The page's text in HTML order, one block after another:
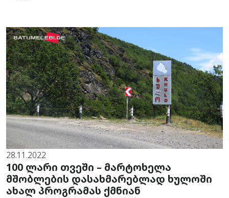
28.11.2022
100 ლარი თვეში – მარტოხელა
მშობლების დასახმარებლად ხულოში
ახალ პროგრამას ქმნიან